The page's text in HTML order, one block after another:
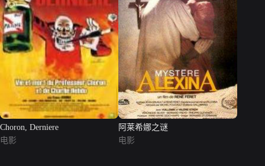
Choron, Derniere
电影
阿莱希娜之谜
电影